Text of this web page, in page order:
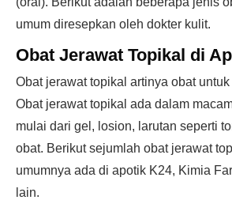
umum diresepkan oleh dokter kulit.
Obat Jerawat Topikal di
Obat jerawat topikal artinya obat
Obat jerawat topikal ada dalam
mulai dari gel, losion, larutan seperti
obat. Berikut sejumlah obat jerawat
umumnya ada di apotik K24, Kimia
lain.